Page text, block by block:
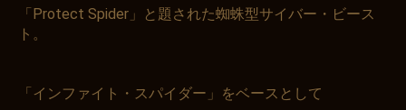
「Protect Spider」と題された蜘蛛型サイバー・ビース
ト。
「インファイト・スパイダー 」をベースとして